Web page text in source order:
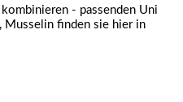
- passenden Uni
Musselin finden sie hier in